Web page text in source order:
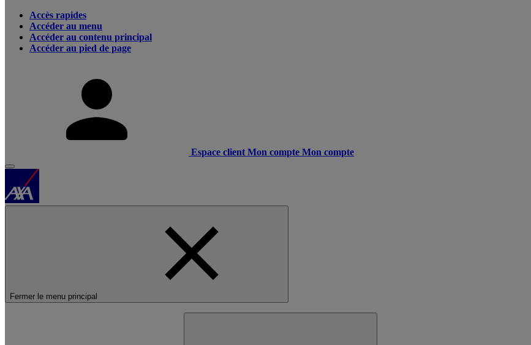
Accès rapides
Accéder au menu
Accéder au contenu principal
Accéder au pied de page
Espace client Mon compte Mon compte
Fermer le menu principal